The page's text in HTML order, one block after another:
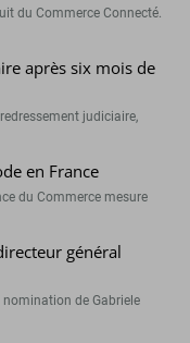
du Commerce Connecté.
après six mois de
judiciaire,
en France
du Commerce mesure
général
de Gabriele